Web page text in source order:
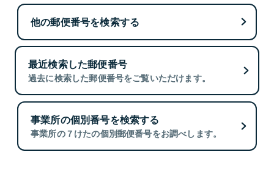
他の郵便番号を検索する
最近検索した郵便番号
過去に検索した郵便番号をご覧いただけます。
事業所の個別番号を検索する
事業所の７けたの個別郵便番号をお調べします。